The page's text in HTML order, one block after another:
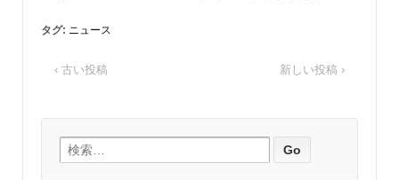
タグ: ニュース
‹ 古い投稿 新しい投稿 ›
Search for: